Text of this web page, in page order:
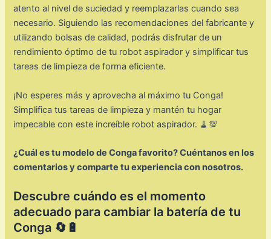
atento al nivel de suciedad y reemplazarlas cuando sea
necesario. Siguiendo las recomendaciones del fabricante y
utilizando bolsas de calidad, podrás disfrutar de un
rendimiento óptimo de tu robot aspirador y simplificar tus
tareas de limpieza de forma eficiente.
¡No esperes más y aprovecha al máximo tu Conga!
Simplifica tus tareas de limpieza y mantén tu hogar
impecable con este increíble robot aspirador. 🧹💯
¿Cuál es tu modelo de Conga favorito? Cuéntanos en los
comentarios y comparte tu experiencia con nosotros.
Descubre cuándo es el momento
adecuado para cambiar la batería de tu
Conga 🔄🔋